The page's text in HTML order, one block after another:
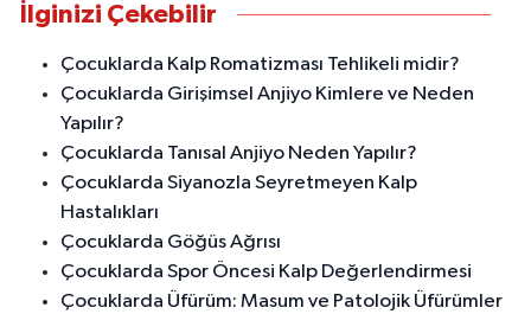
İlginizi Çekebilir
Çocuklarda Kalp Romatizması Tehlikeli midir?
Çocuklarda Girişimsel Anjiyo Kimlere ve Neden
Yapılır?
Çocuklarda Tanısal Anjiyo Neden Yapılır?
Çocuklarda Siyanozla Seyretmeyen Kalp
Hastalıkları
Çocuklarda Göğüs Ağrısı
Çocuklarda Spor Öncesi Kalp Değerlendirmesi
Çocuklarda Üfürüm: Masum ve Patolojik Üfürümler